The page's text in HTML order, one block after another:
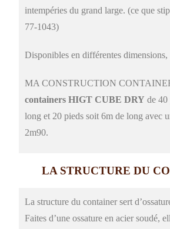
intempéries du grand large. (ce que
77-1043)
Disponibles en différentes dimensions,
MA CONSTRUCTION
containers HIGT CUBE DRY de 40
longet 20 pieds soit 6m de longavec
2m90.
LA STRUCTURE DU
La structure du container sert
Faites d’une ossature en acier soudé,